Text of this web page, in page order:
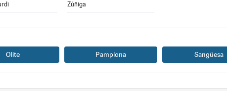
Zúñiga
Olite Pamplona Sangüesa